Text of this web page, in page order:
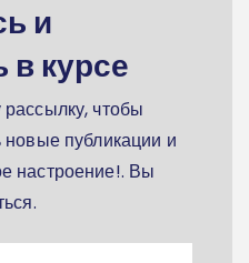
и
в курсе
чтобы
публикации и
настроение!. Вы